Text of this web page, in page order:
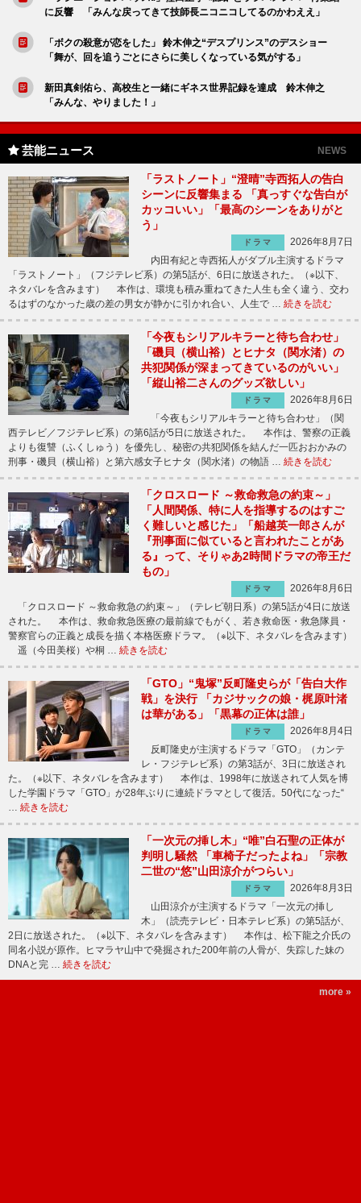
に反響 「みんな戻ってきて技師長ニコニコしてるのかわええ」
「ボクの殺意が恋をした」 鈴木伸之“デスプリンス”のデスショー
「舞が、回を追うごとにさらに美しくなっている気がする」
新田真剣佑ら、高校生と一緒にギネス世界記録を達成 鈴木伸之
「みんな、やりました！」
芸能ニュース NEWS
「ラストノート」“澄晴”寺西拓人の告白
シーンに反響集まる 「真っすぐな告白が
カッコいい」「最高のシーンをありがと
う」
ドラマ
2026年8月7日
内田有紀と寺西拓人がダブル主演するドラマ
「ラストノート」（フジテレビ系）の第5話が、6日に放送された。（※以下、
ネタバレを含みます） 本作は、環境も積み重ねてきた人生も全く違う、交わ
るはずのなかった歳の差の男女が静かに引かれ合い、人生で … 続きを読む
「今夜もシリアルキラーと待ち合わせ」
「磯貝（横山裕）とヒナタ（関水渚）の
共犯関係が深まってきているのがいい」
「縦山裕二さんのグッズ欲しい」
ドラマ
2026年8月6日
「今夜もシリアルキラーと待ち合わせ」（関
西テレビ／フジテレビ系）の第6話が5日に放送された。 本作は、警察の正義
よりも復讐（ふくしゅう）を優先し、秘密の共犯関係を結んだ一匹おおかみの
刑事・磯貝（横山裕）と第六感女子ヒナタ（関水渚）の物語 … 続きを読む
「クロスロード ～救命救急の約束～」
「人間関係、特に人を指導するのはすご
く難しいと感じた」「船越英一郎さんが
『刑事面に似ていると言われたことがあ
る』って、そりゃあ2時間ドラマの帝王だ
もの」
ドラマ
2026年8月6日
「クロスロード ～救命救急の約束～」（テレビ朝日系）の第5話が4日に放送
された。 本作は、救命救急医療の最前線でもがく、若き救命医・救急隊員・
警察官らの正義と成長を描く本格医療ドラマ。（※以下、ネタバレを含みます）
遥（今田美桜）や桐 … 続きを読む
「GTO」“鬼塚”反町隆史らが「告白大作
戦」を決行 「カジサックの娘・梶原叶渚
は華がある」「黒幕の正体は誰」
ドラマ
2026年8月4日
反町隆史が主演するドラマ「GTO」（カンテ
レ・フジテレビ系）の第3話が、3日に放送され
た。（※以下、ネタバレを含みます） 本作は、1998年に放送されて人気を博
した学園ドラマ「GTO」が28年ぶりに連続ドラマとして復活。50代になった“
… 続きを読む
「一次元の挿し木」“唯”白石聖の正体が
判明し騒然 「車椅子だったよね」「宗教
二世の“悠”山田涼介がつらい」
ドラマ
2026年8月3日
山田涼介が主演するドラマ「一次元の挿し
木」（読売テレビ・日本テレビ系）の第5話が、
2日に放送された。（※以下、ネタバレを含みます） 本作は、松下龍之介氏の
同名小説が原作。ヒマラヤ山中で発掘された200年前の人骨が、失踪した妹の
DNAと完 … 続きを読む
more »